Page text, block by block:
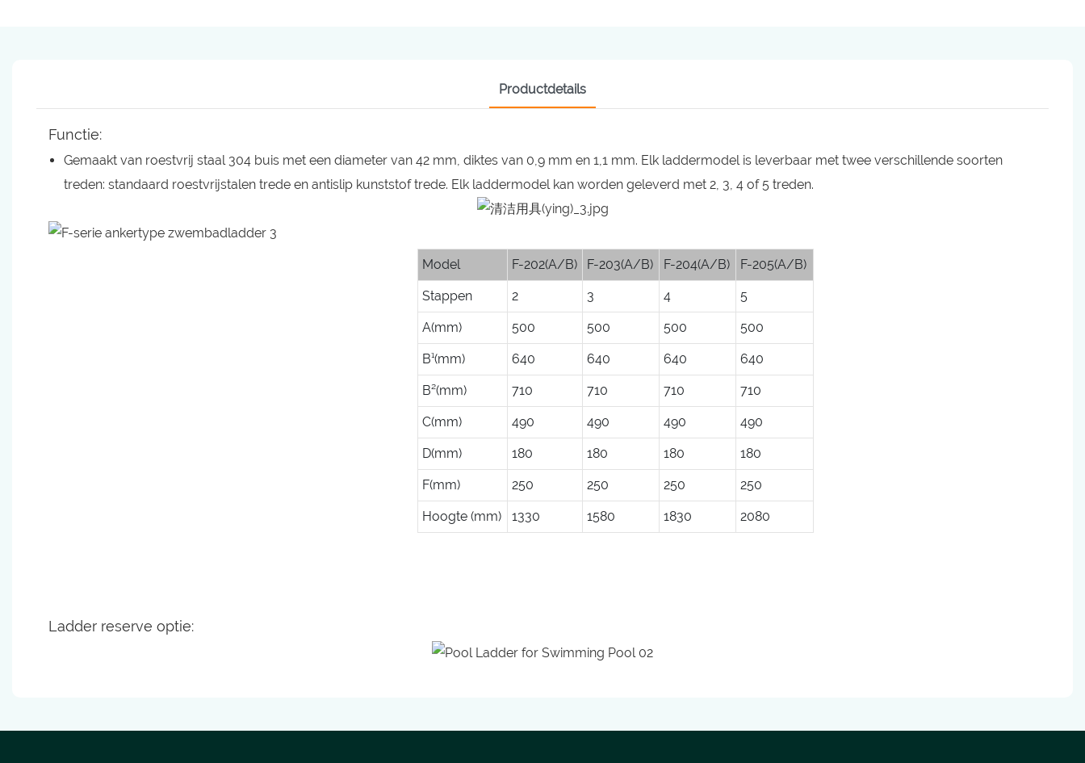
Productdetails
Functie:
Gemaakt van roestvrij staal 304 buis met een diameter van 42 mm, diktes van 0,9 mm en 1,1 mm. Elk laddermodel is leverbaar met twee verschillende soorten
treden: standaard roestvrijstalen trede en antislip kunststof trede. Elk laddermodel kan worden geleverd met 2, 3, 4 of 5 treden.
Model F-202(A/B) F-203(A/B) F-204(A/B) F-205(A/B)
Stappen 2 3 4 5
A(mm) 500 500 500 500
B¹(mm) 640 640 640 640
B²(mm) 710 710 710 710
C(mm) 490 490 490 490
D(mm) 180 180 180 180
F(mm) 250 250 250 250
Hoogte (mm) 1330 1580 1830 2080
Ladder reserve optie: